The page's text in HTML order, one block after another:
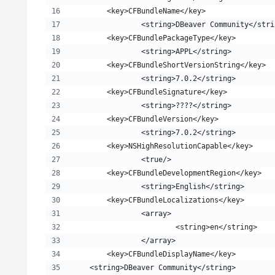
	<key>CFBundleName</key>
<string>DBeaver Community</
	<key>CFBundlePackageType</key>
		<string>APPL</string>
	<key>CFBundleShortVersionString</key>
		<string>7.0.2</string>
	<key>CFBundleSignature</key>
		<string>????</string>
	<key>CFBundleVersion</key>
		<string>7.0.2</string>
	<key>NSHighResolutionCapable</key>
		<true/>
	<key>CFBundleDevelopmentRegion</key>
		<string>English</string>
	<key>CFBundleLocalizations</key>
		<array>
			<string>en</string>
		</array>
	<key>CFBundleDisplayName</key>
    <string>DBeaver Community</string>